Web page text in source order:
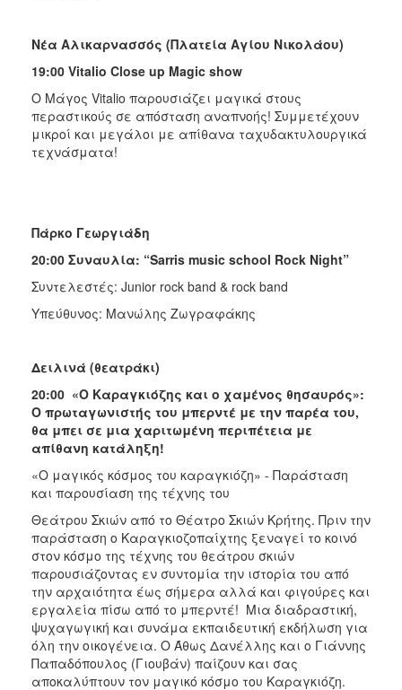
Νέα Αλικαρνασσός (Πλατεία Αγίου Νικολάου)
19:00 Vitalio Close up Magic show
Ο Μάγος Vitalio παρουσιάζει μαγικά στους
περαστικούς σε απόσταση αναπνοής! Συμμετέχουν
μικροί και μεγάλοι με απίθανα ταχυδακτυλουργικά
τεχνάσματα!
Πάρκο Γεωργιάδη
20:00 Συναυλία: “Sarris music school Rock Night”
Συντελεστές: Junior rock band & rock band
Υπεύθυνος: Μανώλης Ζωγραφάκης
Δειλινά (θεατράκι)
20:00 «Ο Καραγκιόζης και ο χαμένος θησαυρός»:
Ο πρωταγωνιστής του μπερντέ με την παρέα του,
θα μπει σε μια χαριτωμένη περιπέτεια με
απίθανη κατάληξη!
«Ο μαγικός κόσμος του καραγκιόζη» - Παράσταση
και παρουσίαση της τέχνης του
Θεάτρου Σκιών από το Θέατρο Σκιών Κρήτης. Πριν την
παράσταση ο Καραγκιοζοπαίχτης ξεναγεί το κοινό
στον κόσμο της τέχνης του θεάτρου σκιών
παρουσιάζοντας εν συντομία την ιστορία του από
την αρχαιότητα έως σήμερα αλλά και φιγούρες και
εργαλεία πίσω από το μπερντέ! Μια διαδραστική,
ψυχαγωγική και συνάμα εκπαιδευτική εκδήλωση για
όλη την οικογένεια. Ο Άθως Δανέλλης και ο Γιάννης
Παπαδόπουλος (Γιουβάν) παίζουν και σας
αποκαλύπτουν τον μαγικό κόσμο του Καραγκιόζη.